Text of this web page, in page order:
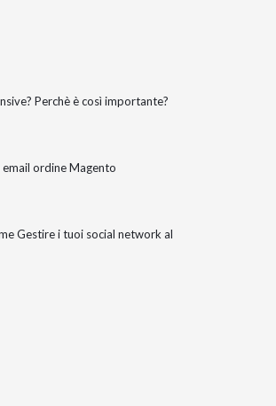
Perchè è così importante?
ordine Magento
Gestire i tuoi social network al